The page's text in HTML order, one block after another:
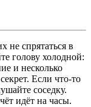
не спрятаться в
голову холодной:
и несколько
Если что-то
соседку.
идёт на часы.